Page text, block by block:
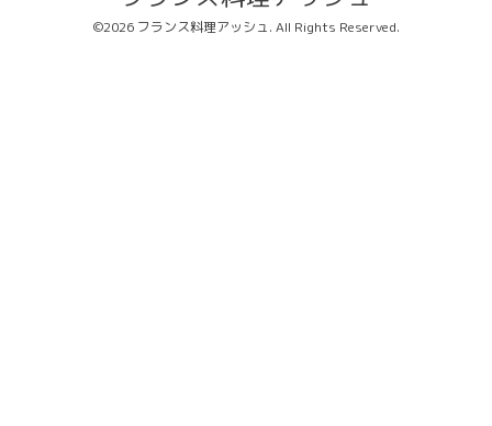
©2026 フランス料理アッシュ. All Rights Reserved.